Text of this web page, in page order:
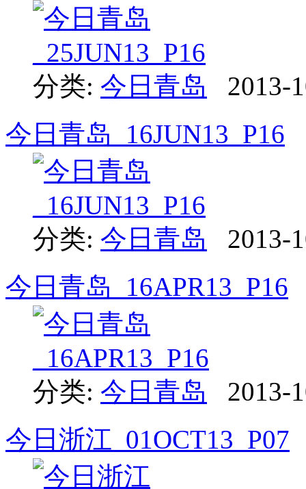
分类: 今日青岛
2013-
今日青岛_16JUN13_P16
分类: 今日青岛
2013-
今日青岛_16APR13_P16
分类: 今日青岛
2013-
今日浙江_01OCT13_P07